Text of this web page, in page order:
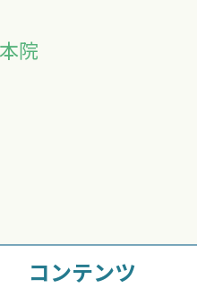
院
コンテンツ